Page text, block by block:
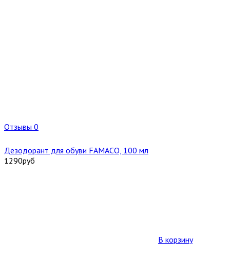
Отзывы 0
Дезодорант для обуви FAMACO, 100 мл
1290руб
В корзину